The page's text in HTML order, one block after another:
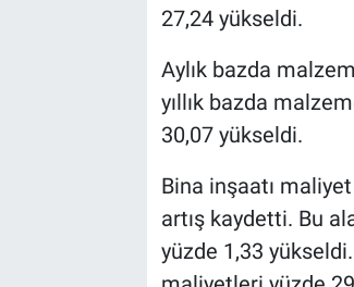
27,24 yükseldi.
Aylık bazda
yıllık bazda
30,07 yükseldi.
Bina inşaatı
artış kaydetti. Bu
yüzde 1,33